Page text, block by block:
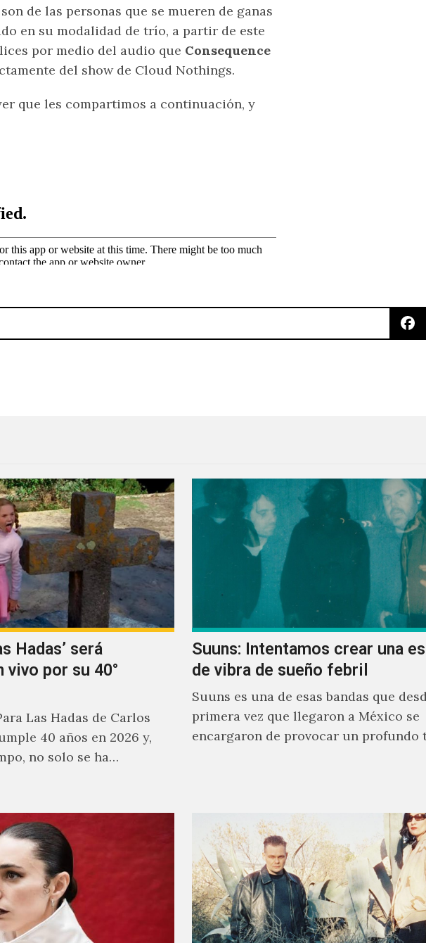
de las personas que se mueren de ganas
en su modalidad de trío, a partir de este
por medio del audio que Consequence
del show de Cloud Nothings.
que les compartimos a continuación, y
Hadas’ será
vivo por su 40°
Las Hadas de Carlos
40 años en 2026 y,
no solo se ha…
Suuns: Intentamos crear una
de vibra de sueño febril
Suuns es una de esas bandas que
primera vez que llegaron a México se
encargaron de provocar un profundo